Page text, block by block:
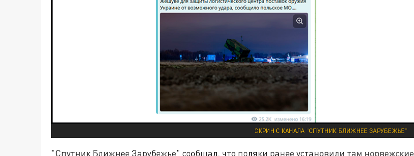
СКРИН С КАНАЛА "СПУТНИК БЛИЖНЕЕ ЗАРУБЕЖЬЕ"
"Спутник Ближнее Зарубежье" сообщал, что поляки ранее установили там норвежские